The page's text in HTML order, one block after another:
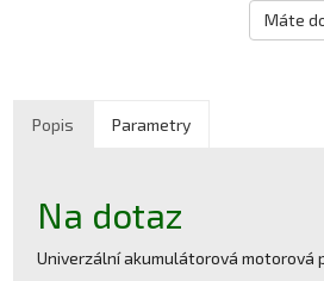
Máte
Popis Parametry
Na dotaz
Univerzální akumulátorová motorová